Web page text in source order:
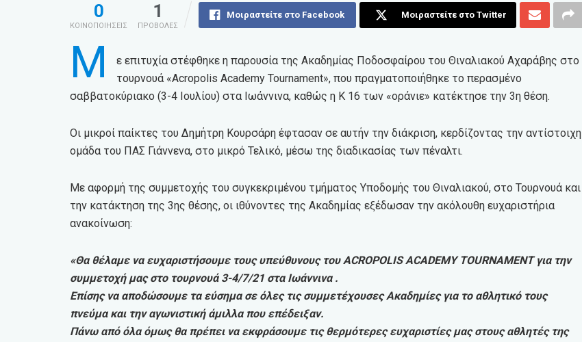
0
ΚΟΙΝΟΠΟΙΗΣΕΙΣ
1
ΠΡΟΒΟΛΕΣ
Μοιραστείτε στο Facebook Μοιραστείτε στο Twitter
Μ
ε επιτυχία στέφθηκε η παρουσία της Ακαδημίας Ποδοσφαίρου του Θιναλιακού Αχαράβης στο
τουρνουά «Acropolis Academy Tournament», που πραγματοποιήθηκε το περασμένο
σαββατοκύριακο (3-4 Ιουλίου) στα Ιωάννινα, καθώς η Κ 16 των «οράνιε» κατέκτησε την 3η θέση.
Οι μικροί παίκτες του Δημήτρη Κουρσάρη έφτασαν σε αυτήν την διάκριση, κερδίζοντας την αντίστοιχη
ομάδα του ΠΑΣ Γιάννενα, στο μικρό Τελικό, μέσω της διαδικασίας των πέναλτι.
Με αφορμή της συμμετοχής του συγκεκριμένου τμήματος Υποδομής του Θιναλιακού, στο Τουρνουά και
την κατάκτηση της 3ης θέσης, οι ιθύνοντες της Ακαδημίας εξέδωσαν την ακόλουθη ευχαριστήρια
ανακοίνωση:
«Θα θέλαμε να ευχαριστήσουμε τους υπεύθυνους του ΑCROPOLIS ACADEMY TOURNAMENT για την
συμμετοχή μας στο τουρνουά 3-4/7/21 στα Ιωάννινα .
Επίσης να αποδώσουμε τα εύσημα σε όλες τις συμμετέχουσες Ακαδημίες για το αθλητικό τους
πνεύμα και την αγωνιστική άμιλλα που επέδειξαν.
Πάνω από όλα όμως θα πρέπει να εκφράσουμε τις θερμότερες ευχαριστίες μας στους αθλητές της